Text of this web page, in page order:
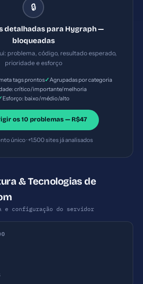
Importante — Esforço: Baixo
🔒
detalhadas para Hygraph —
bloqueadas
problema, código, resultado esperado,
prioridade e esforço
tags prontos✓Agrupadas por categoria
crítico/importante/melhoria
Esforço: baixo/médio/alto
os 10 problemas — R$47
único · +1.500 sites já analisados
& Tecnologias de
e configuração do servidor